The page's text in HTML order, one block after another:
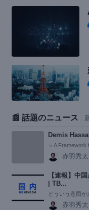
📰 話題のニュース
Demis
＞A Framework
赤羽秀太
【速報】中
| TB...
どういう意図が
赤羽秀太